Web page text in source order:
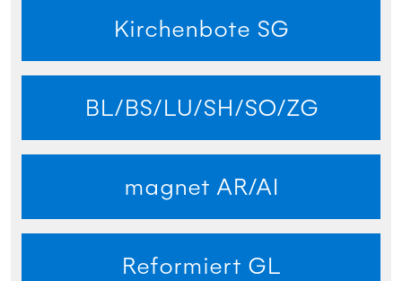
Kirchenbote SG
BL/BS/LU/SH/SO/ZG
magnet AR/AI
Reformiert GL